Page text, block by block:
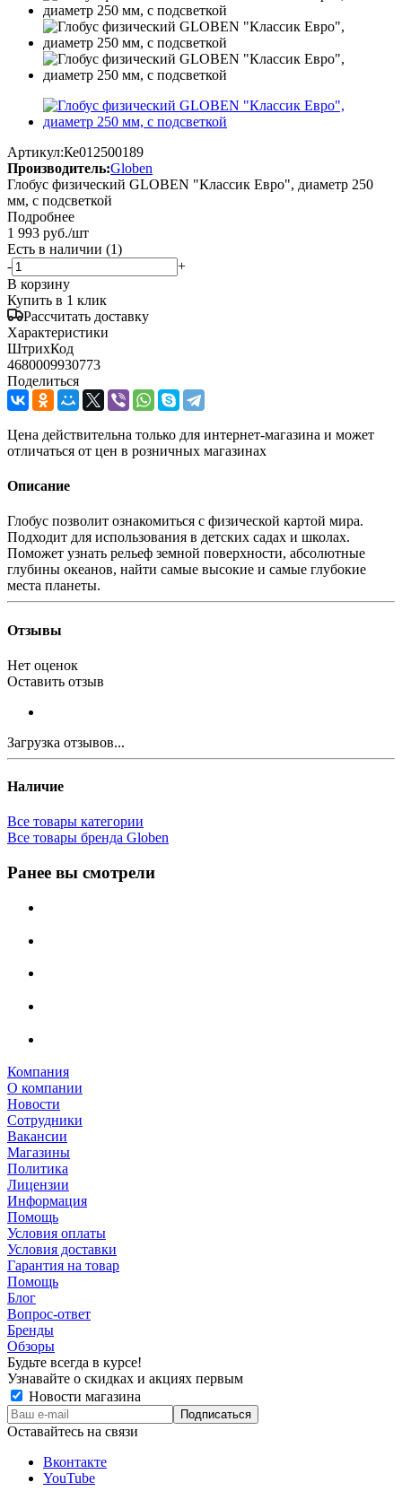
Артикул:Ке012500189
Производитель:Globen
Глобус физический GLOBEN "Классик Евро", диаметр 250
мм, с подсветкой
Подробнее
1 993 руб./шт
Есть в наличии (1)
-
+
В корзину
Купить в 1 клик
Рассчитать доставку
Характеристики
ШтрихКод
4680009930773
Поделиться
Цена действительна только для интернет-магазина и может
отличаться от цен в розничных магазинах
Описание
Глобус позволит ознакомиться с физической картой мира.
Подходит для использования в детских садах и школах.
Поможет узнать рельеф земной поверхности, абсолютные
глубины океанов, найти самые высокие и самые глубокие
места планеты.
Отзывы
Нет оценок
Оставить отзыв
Загрузка отзывов...
Наличие
Все товары категории
Все товары бренда Globen
Ранее вы смотрели
Компания
О компании
Новости
Сотрудники
Вакансии
Магазины
Политика
Лицензии
Информация
Помощь
Условия оплаты
Условия доставки
Гарантия на товар
Помощь
Блог
Вопрос-ответ
Бренды
Обзоры
Будьте всегда в курсе!
Узнавайте о скидках и акциях первым
Новости магазина
Оставайтесь на связи
Вконтакте
YouTube